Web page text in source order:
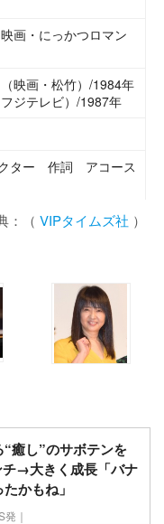
画・にっかつロマン
映画・松竹）/1984年
ジテレビ）/1987年
ター 作詞 アコース
：（ VIPタイムズ社 ）
癒し”のサボテンを
→大きく成長「バナ
かもね」
発｜